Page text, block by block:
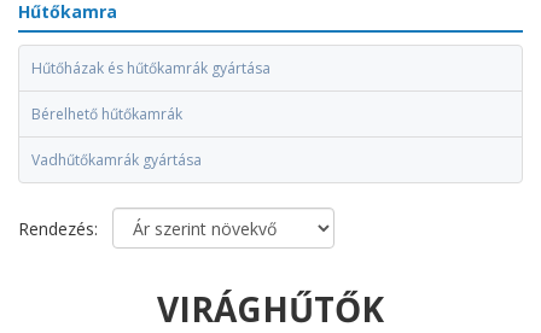
Hűtőkamra
Hűtőházak és hűtőkamrák gyártása
Bérelhető hűtőkamrák
Vadhűtőkamrák gyártása
Rendezés:
VIRÁGHŰTŐK